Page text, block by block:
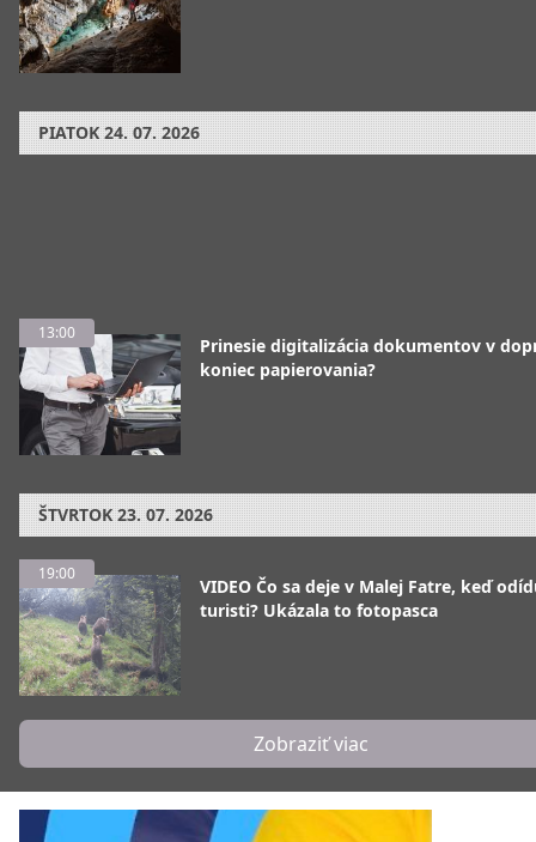
PIATOK 24. 07. 2026
13:00
Prinesie digitalizácia dokumentov v
koniec papierovania?
ŠTVRTOK 23. 07. 2026
19:00
VIDEO Čo sa deje v Malej Fatre, keď
turisti? Ukázala to fotopasca
Zobraziť viac